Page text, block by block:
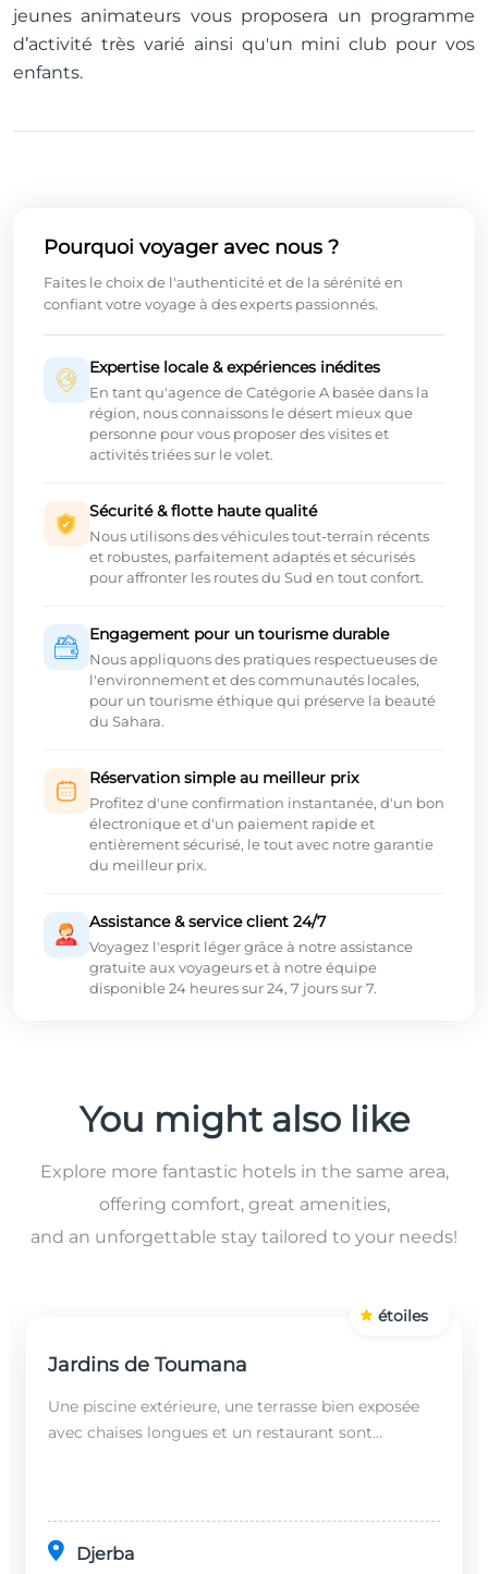
jeunes animateurs vous proposera un programme
d’activité très varié ainsi qu'un mini club pour vos
enfants.
Pourquoi voyager avec nous ?
Faites le choix de l'authenticité et de la sérénité en
confiant votre voyage à des experts passionnés.
Expertise locale & expériences inédites
En tant qu'agence de Catégorie A basée dans la
région, nous connaissons le désert mieux que
personne pour vous proposer des visites et
activités triées sur le volet.
Sécurité & flotte haute qualité
Nous utilisons des véhicules tout-terrain récents
et robustes, parfaitement adaptés et sécurisés
pour affronter les routes du Sud en tout confort.
Engagement pour un tourisme durable
Nous appliquons des pratiques respectueuses de
l'environnement et des communautés locales,
pour un tourisme éthique qui préserve la beauté
du Sahara.
Réservation simple au meilleur prix
Profitez d'une confirmation instantanée, d'un bon
électronique et d'un paiement rapide et
entièrement sécurisé, le tout avec notre garantie
du meilleur prix.
Assistance & service client 24/7
Voyagez l'esprit léger grâce à notre assistance
gratuite aux voyageurs et à notre équipe
disponible 24 heures sur 24, 7 jours sur 7.
You might also like
Explore more fantastic hotels in the same area,
offering comfort, great amenities,
and an unforgettable stay tailored to your needs!
Jardins de Toumana
Une piscine extérieure, une terrasse bien exposée
avec chaises longues et un restaurant sont
Djerba
étoiles